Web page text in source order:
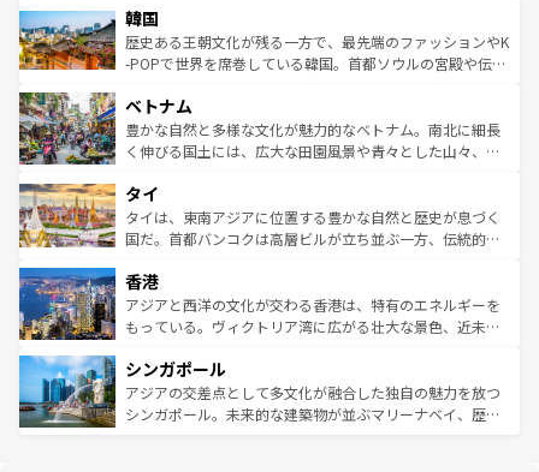
ワイを、存分に味わってほしい。 なお、新着のハワイ情報
はコンテンツ一覧を参照してほしい。
いる。アクティビティも充実しており、サーフィンやダイ
ビング、ハイキングなど、アウトドア好きにはたまらな
い。オーストラリアの多彩な魅力を存分に味わいつくそ
参照してほしい。
ン）、静ひつな山岳地帯である台湾東部など、都市の喧騒
と山間の静けさが共存しており、訪れる人に新しい発見と
驚きをもたらしてくれる。また、奥深い台湾の食文化も魅
容にもいいと評判のスイーツなど、バラエティ豊かな料理
が味わえる。 なお、新着の台湾情報は コンテンツ一覧を参
照してほしい。
韓国
歴史ある王朝文化が残る一方で、最先端のファッションやK
-POPで世界を席巻している韓国。首都ソウルの宮殿や伝統
き、地方に足を延ばせば四季折々の自然美を楽しむことが
できる。そして、キムチや焼肉、絶品のストリートフード
まで、さまざまな韓国料理が待っている。夜には、韓国な
リティに包まれながら、韓国の多彩な魅力を心ゆくまで味
わってみてほしい。 なお、新着の韓国情報はコンテンツ一
覧を参照してほしい。
ベトナム
豊かな自然と多様な文化が魅力的なベトナム。南北に細長
く伸びる国土には、広大な田園風景や青々とした山々、世
急速な発展と共に伝統が息づく。ハノイの古い町並みやホ
ーチミン市のフランス統治時代の建物も、独特の雰囲気を
醸し出している。また、バラエティの豊かさとおいしさで
とつ。フォーやバインミー、ベトナムコーヒーなどは、ぜ
ひ現地で味わいたい。どの地域を訪れてもあたたかい人々
が旅行者を迎えてくれるので、きっと忘れられない旅にな
参照してほしい。
タイ
タイは、東南アジアに位置する豊かな自然と歴史が息づく
国だ。首都バンコクは高層ビルが立ち並ぶ一方、伝統的な
の活気が交差している。北部ではチェンマイなどの山岳地
帯で自然と触れ合い、南部ではプーケットやクラビの美し
いビーチでリゾート気分を楽しむことができる。タイ料理
激する。気候は一年中温暖で、どの季節にも異なる楽しみ
が待っている。親しみやすいタイの人々、仏教を中心とし
た文化、そして多様な観光資源が、訪れる旅人を魅了し続
香港
アジアと西洋の文化が交わる香港は、特有のエネルギーを
もっている。ヴィクトリア湾に広がる壮大な景色、近未来
み、どこを訪れても感動するはず。観光スポットが密集し
ており、効率よく見どころを回れるのも魅力。息をのむよ
うな絶景から文化的な体験まで、香港を存分に楽しみ尽く
シンガポール
アジアの交差点として多文化が融合した独自の魅力を放つ
シンガポール。未来的な建築物が並ぶマリーナベイ、歴史